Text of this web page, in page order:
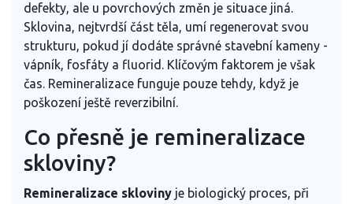
defekty, ale u povrchových změn je situace jiná.
Sklovina, nejtvrdší část těla, umí regenerovat svou
strukturu, pokud jí dodáte správné stavební kameny -
vápník, fosfáty a fluorid. Klíčovým faktorem je však
čas. Remineralizace funguje pouze tehdy, když je
poškození ještě reverzibilní.
Co přesně je remineralizace
skloviny?
Remineralizace skloviny je biologický proces, při